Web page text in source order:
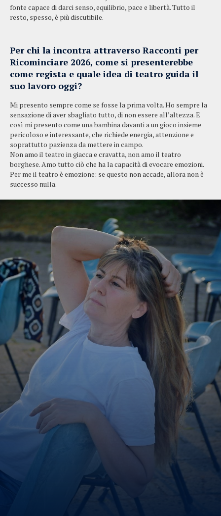
fonte capace di darci senso, equilibrio, pace e libertà. Tutto il
resto, spesso, è più discutibile.
Per chi la incontra attraverso Racconti per
Ricominciare 2026, come si presenterebbe
come regista e quale idea di teatro guida il
suo lavoro oggi?
Mi presento sempre come se fosse la prima volta. Ho sempre la
sensazione di aver sbagliato tutto, di non essere all’altezza. E
così mi presento come una bambina davanti a un gioco insieme
pericoloso e interessante, che richiede energia, attenzione e
soprattutto pazienza da mettere in campo.
Non amo il teatro in giacca e cravatta, non amo il teatro
borghese. Amo tutto ciò che ha la capacità di evocare emozioni.
Per me il teatro è emozione: se questo non accade, allora non è
successo nulla.